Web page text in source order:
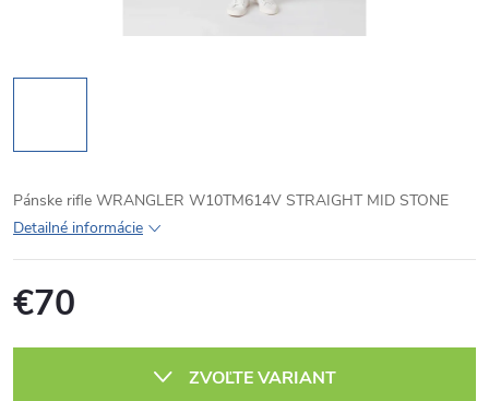
Pánske rifle WRANGLER W10TM614V STRAIGHT MID STONE
Detailné informácie
€70
ZVOĽTE VARIANT